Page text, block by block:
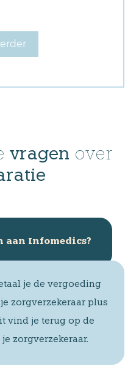
vragen over
aan Infomedics?
je de vergoeding
zorgverzekeraar plus
vind je terug op de
zorgverzekeraar.